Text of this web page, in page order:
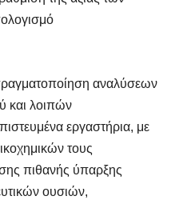
αναλύσεων
και λοιπών
εργαστήρια, με
τους
πιθανής ύπαρξης
ουσιών,